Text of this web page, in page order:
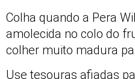
Colha quando a Pera
amolecida no colo do
colher muito madura
Use tesouras afiadas